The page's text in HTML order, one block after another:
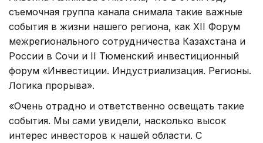
съемочная группа канала снимала такие важные
события в жизни нашего региона, как XII Форум
межрегионального сотрудничества Казахстана и
России в Сочи и II Тюменский инвестиционный
форум «Инвестиции. Индустриализация. Регионы.
Логика прорыва».
«Очень отрадно и ответственно освещать такие
события. Мы сами увидели, насколько высок
интерес инвесторов к нашей области. С